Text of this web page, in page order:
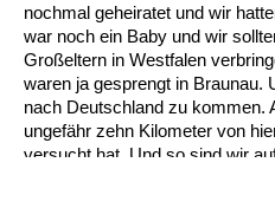
nochmal geheiratet und wir
war noch ein Baby und wir
Großeltern in Westfalen
waren ja gesprengt in Braunau.
nach Deutschland zu kommen.
ungefähr zehn Kilometer von
versucht hat. Und so sind wir